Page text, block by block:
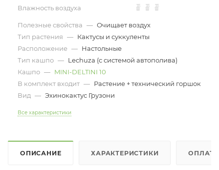
Влажность воздуха
Полезные свойства — Очищает воздух
Тип растения — Кактусы и суккуленты
Расположение — Настольные
Тип кашпо — Lechuza (с системой автополива)
Кашпо — MINI-DELTINI 10
В комплект входит — Растение + технический горшок
Вид — Эхинокактус Грузони
Все характеристики
ОПИСАНИЕ ХАРАКТЕРИСТИКИ